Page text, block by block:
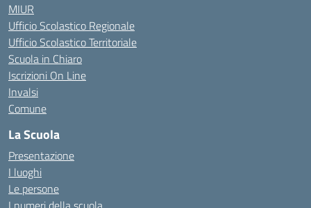
MIUR
Ufficio Scolastico Regionale
Ufficio Scolastico Territoriale
Scuola in Chiaro
Iscrizioni On Line
Invalsi
Comune
La Scuola
Presentazione
I luoghi
Le persone